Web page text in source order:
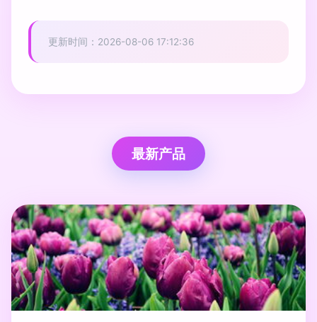
更新时间：2026-08-06 17:12:36
最新产品